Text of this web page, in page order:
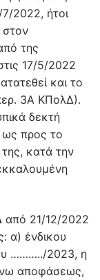
2022, ήτοι
της
17/5/2022
και το
3A ΚΠολΔ).
δεκτή
ως προς το
κατά την
από 21/12/2022
α) ένδικου
………../2023, η
αποφάσεως,